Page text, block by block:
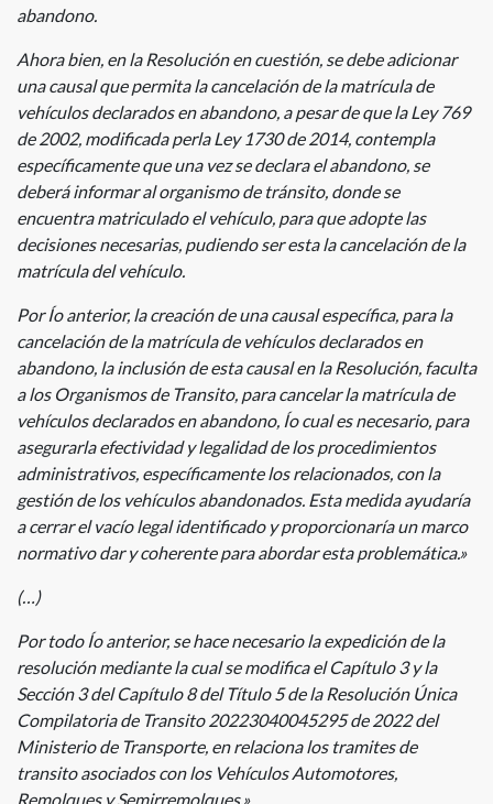
abandono.
Ahora bien, en la Resolución en cuestión, se debe adicionar
una causal que permita la cancelación de la matrícula de
vehículos declarados en abandono, a pesar de que la Ley 769
de 2002, modificada perla Ley 1730 de 2014, contempla
específicamente que una vez se declara el abandono, se
deberá informar al organismo de tránsito, donde se
encuentra matriculado el vehículo, para que adopte las
decisiones necesarias, pudiendo ser esta la cancelación de la
matrícula del vehículo.
Por Ío anterior, la creación de una causal específica, para la
cancelación de la matrícula de vehículos declarados en
abandono, la inclusión de esta causal en la Resolución, faculta
a los Organismos de Transito, para cancelar la matrícula de
vehículos declarados en abandono, Ío cual es necesario, para
asegurarla efectividad y legalidad de los procedimientos
administrativos, específicamente los relacionados, con la
gestión de los vehículos abandonados. Esta medida ayudaría
a cerrar el vacío legal identificado y proporcionaría un marco
normativo dar y coherente para abordar esta problemática.»
(…)
Por todo Ío anterior, se hace necesario la expedición de la
resolución mediante la cual se modifica el Capítulo 3 y la
Sección 3 del Capítulo 8 del Título 5 de la Resolución Única
Compilatoria de Transito 20223040045295 de 2022 del
Ministerio de Transporte, en relaciona los tramites de
transito asociados con los Vehículos Automotores,
Remolques y Semirremolques.»